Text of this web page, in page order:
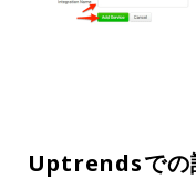
Uptrendsでの